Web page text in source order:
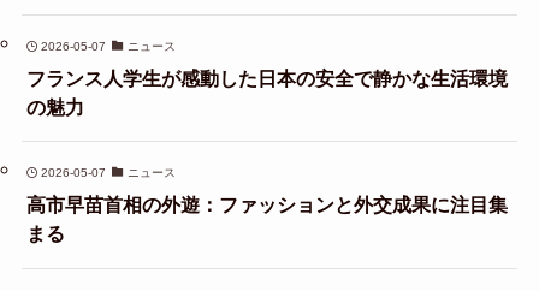
2026-05-07 ニュース
フランス人学生が感動した日本の安全で静かな生活環境
の魅力
2026-05-07 ニュース
高市早苗首相の外遊：ファッションと外交成果に注目集
まる